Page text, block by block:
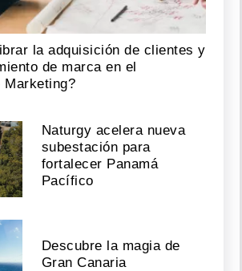
la adquisición de clientes y
de marca en el
Marketing?
Naturgy acelera nueva
subestación para
fortalecer Panamá
Pacífico
Descubre la magia de
Gran Canaria